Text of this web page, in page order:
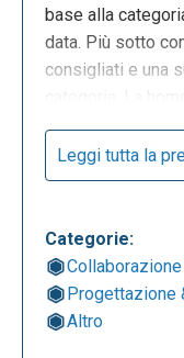
base alla
data. Più sotto
consigliati e una
eventi
destra
evento”.
Leggi tutta la
Categorie:
Progettazione
Altro